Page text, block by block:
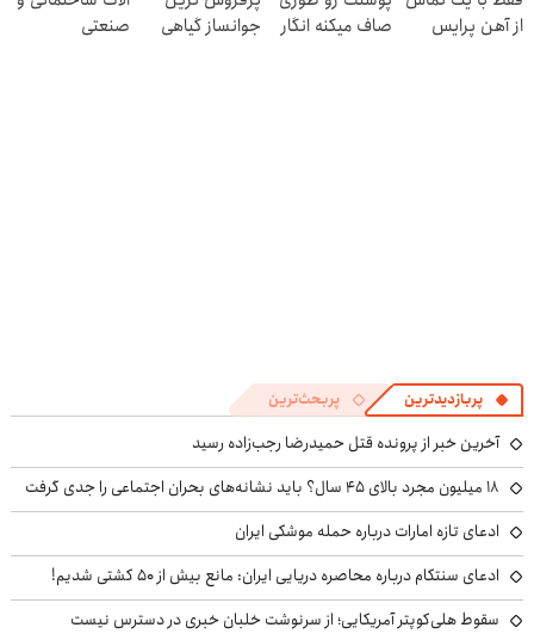
از آهن پرایس
صاف میکنه انگار
جوانساز گیاهی
صنعتی
پربازدیدترین پربحث‌ترین
آخرین خبر از پرونده قتل حمیدرضا رجب‌زاده رسید
۱۸ میلیون مجرد بالای ۴۵ سال؟ باید نشانه‌های بحران اجتماعی را جدی گرفت
ادعای تازه امارات درباره حمله موشکی ایران
ادعای سنتکام درباره محاصره دریایی ایران: مانع بیش از ۵۰ کشتی شدیم!
سقوط هلی‌کوپتر آمریکایی؛ از سرنوشت خلبان خبری در دسترس نیست